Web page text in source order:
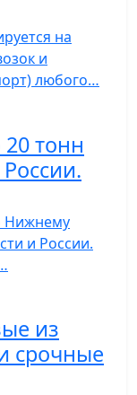
на
и
любого…
тонн
Нижнему
и России.
из
срочные